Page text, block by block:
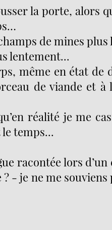
la porte, alors
de mines plus
lentement...
même en état de
de viande et à
réalité je me
temps...
racontée lors
- je ne me souviens